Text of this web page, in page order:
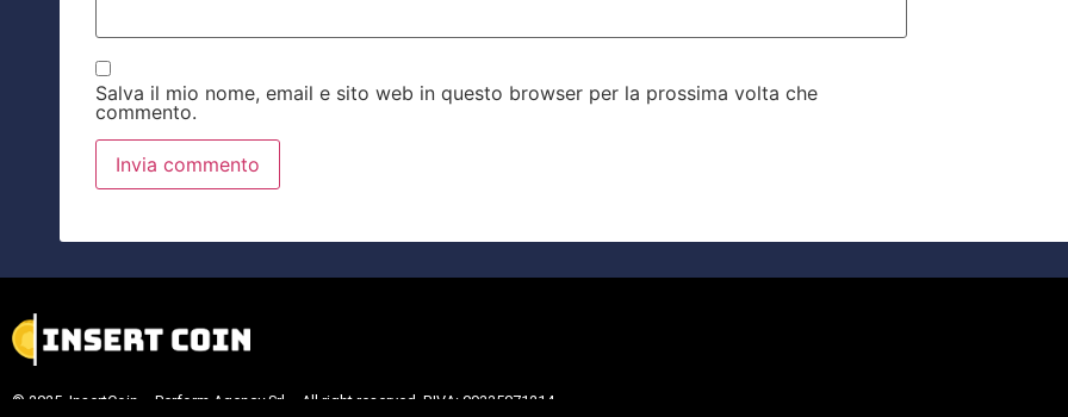
Salva il mio nome, email e sito web in questo browser per la prossima volta che
commento.
© 2025 InsertCoin – Perform Agency Srl – All right reserved. P.IVA: 09335071214.